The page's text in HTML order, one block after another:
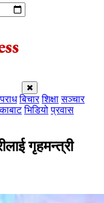
बिचार शिक्षा सञ्चार
भिडियो प्रवास
गृहमन्त्री